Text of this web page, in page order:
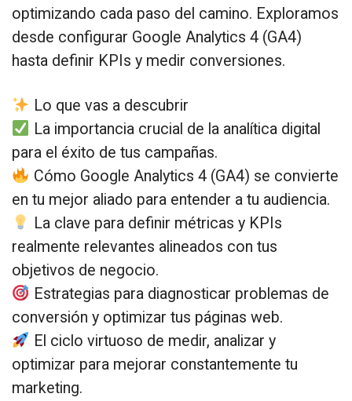
optimizando cada paso del camino. Exploramos
desde configurar Google Analytics 4 (GA4)
hasta definir KPIs y medir conversiones.
Lo que vas a descubrir
La importancia crucial de la analítica digital
para el éxito de tus campañas.
Cómo Google Analytics 4 (GA4) se convierte
en tu mejor aliado para entender a tu audiencia.
La clave para definir métricas y KPIs
realmente relevantes alineados con tus
objetivos de negocio.
Estrategias para diagnosticar problemas de
conversión y optimizar tus páginas web.
El ciclo virtuoso de medir, analizar y
optimizar para mejorar constantemente tu
marketing.